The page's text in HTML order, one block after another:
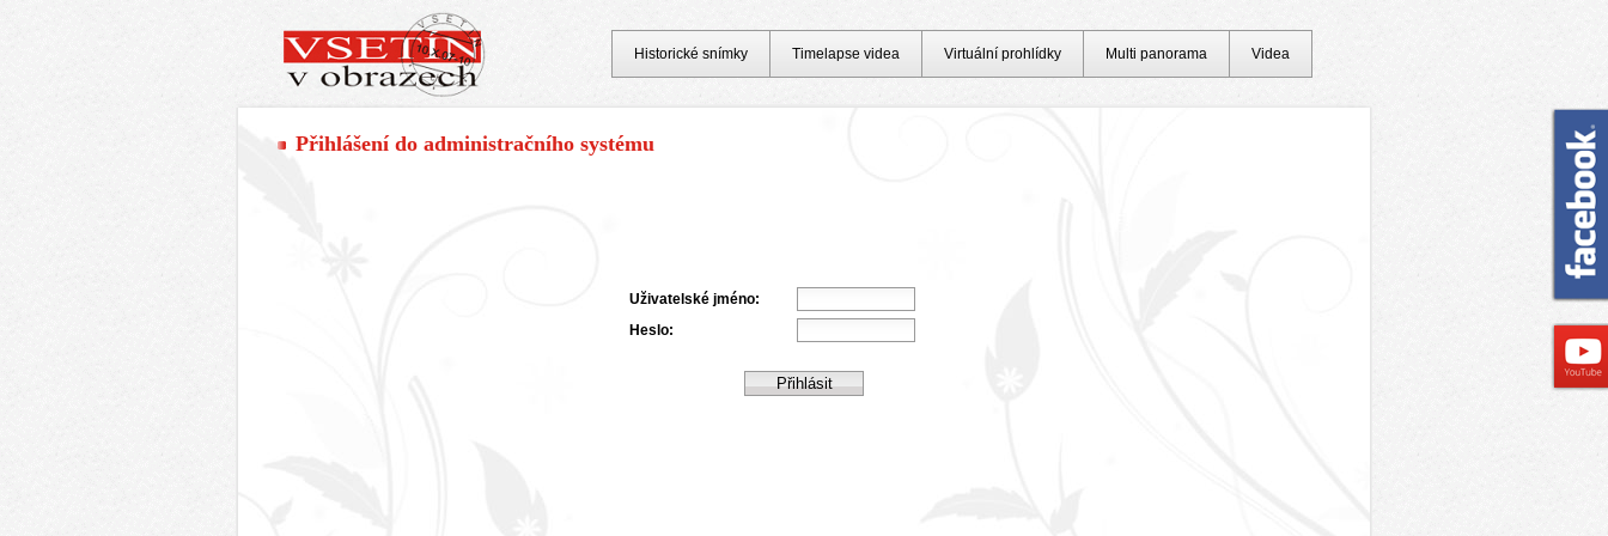
Přihlášení do administračního systému
Uživatelské jméno:
Heslo:
Historické snímky Timelapse videa Virtuální prohlídky Multi panorama Videa